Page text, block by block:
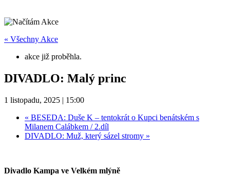
« Všechny Akce
akce již proběhla.
DIVADLO: Malý princ
1 listopadu, 2025 | 15:00
« BESEDA: Duše K – tentokrát o Kupci benátském s
Milanem Calábkem / 2.díl
DIVADLO: Muž, který sázel stromy »
Divadlo Kampa ve Velkém mlýně